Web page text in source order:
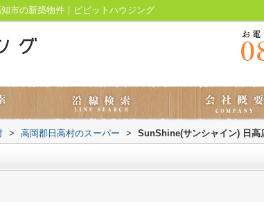
市の新築物件｜ビビットハウジング
> 高岡郡日高村のスーパー > SunShine(サンシャイン) 日高